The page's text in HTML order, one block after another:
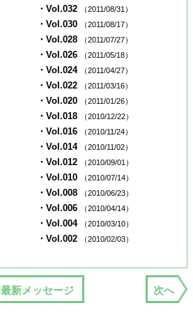
・Vol.032 （2011/08/31）
・Vol.030 （2011/08/17）
・Vol.028 （2011/07/27）
・Vol.026 （2011/05/18）
・Vol.024 （2011/04/27）
・Vol.022 （2011/03/16）
・Vol.020 （2011/01/26）
・Vol.018 （2010/12/22）
・Vol.016 （2010/11/24）
・Vol.014 （2010/11/02）
・Vol.012 （2010/09/01）
・Vol.010 （2010/07/14）
・Vol.008 （2010/06/23）
・Vol.006 （2010/04/14）
・Vol.004 （2010/03/10）
・Vol.002 （2010/02/03）
最新メッセージ 次へ